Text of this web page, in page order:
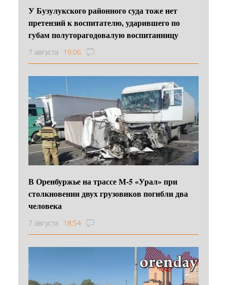
У Бузулукского районного суда тоже нет
претензий к воспитателю, ударившего по
губам полуторагодовалую воспитанницу
7 августа 19:06
В Оренбуржье на трассе М-5 «Урал» при
столкновении двух грузовиков погибли два
человека
7 августа 18:54